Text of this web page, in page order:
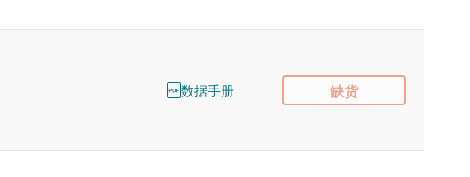
数据手册 缺货